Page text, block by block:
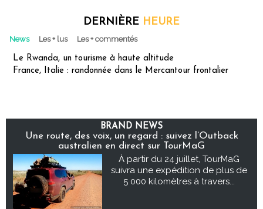
DERNIÈRE HEURE
News Les + lus Les + commentés
Le Rwanda, un tourisme à haute altitude
France, Italie : randonnée dans le Mercantour frontalier
BRAND NEWS
Une route, des voix, un regard : suivez l’Outback
australien en direct sur TourMaG
À partir du 24 juillet, TourMaG
suivra une expédition de plus de
5 000 kilomètres à travers...